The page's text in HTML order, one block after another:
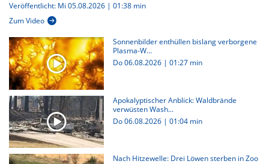
Veröffentlicht: Mi 05.08.2026 | 01:38 min
Zum Video
Sonnenbilder enthüllen bislang verborgene
Plasma-W...
Do 06.08.2026 | 01:27 min
Apokalyptischer Anblick: Waldbrände
verwüsten Wash...
Do 06.08.2026 | 01:04 min
Nach Hitzewelle: Drei Löwen sterben in Zoo